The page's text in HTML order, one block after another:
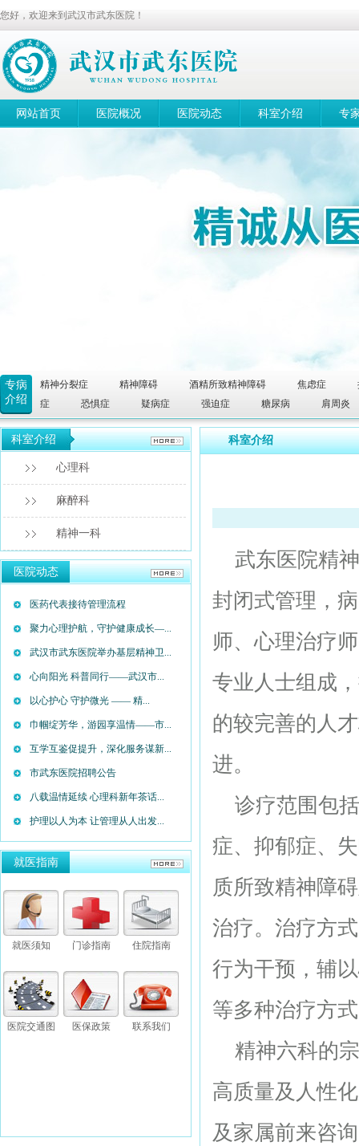
您好，欢迎来到武汉市武东医院！
网站首页 医院概况 医院动态 科室介绍 专
专病
介绍
精神分裂症 精神障碍 酒精所致精神障碍 焦虑症
症
恐惧症 疑病症 强迫症 糖尿病 肩周炎
科室介绍
心理科
麻醉科
精神一科
医院动态
医药代表接待管理流程
聚力心理护航，守护健康成长—...
武汉市武东医院举办基层精神卫...
心向阳光 科普同行——武汉市...
以心护心 守护微光 —— 精...
巾帼绽芳华，游园享温情——市...
互学互鉴促提升，深化服务谋新...
市武东医院招聘公告
八载温情延续 心理科新年茶话...
护理以人为本 让管理从人出发...
就医指南
就医须知 门诊指南 住院指南
医院交通图 医保政策 联系我们
科室介绍
武东医院精神
封闭式管理，
师、心理治疗
专业人士组成
的较完善的人
进。
诊疗范围包括
症、抑郁症、
质所致精神障
治疗。治疗方
行为干预，辅
等多种治疗方
精神六科的宗
高质量及人性
及家属前来咨